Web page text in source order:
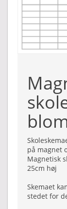
på magnet
Magnetisk
25cm høj
Skemaet
stedet for